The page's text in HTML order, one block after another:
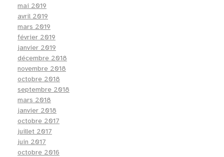
mai 2019
avril 2019
mars 2019
février 2019
janvier 2019
décembre 2018
novembre 2018
octobre 2018
septembre 2018
mars 2018
janvier 2018
octobre 2017
juillet 2017
juin 2017
octobre 2016